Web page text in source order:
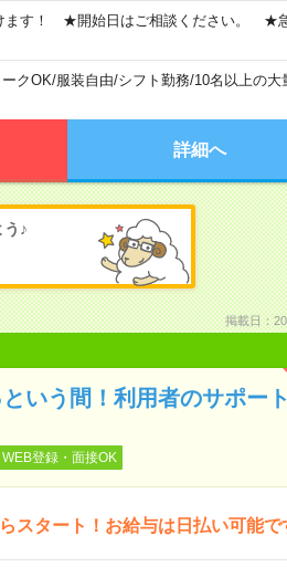
ます！ ★開始日はご相談ください。 ★
クOK/服装自由/シフト勤務/10名以上の大
詳細へ
♪
掲載日：
いう間！利用者のサポート
WEB登録・面接OK
タート！お給与は日払い可能で